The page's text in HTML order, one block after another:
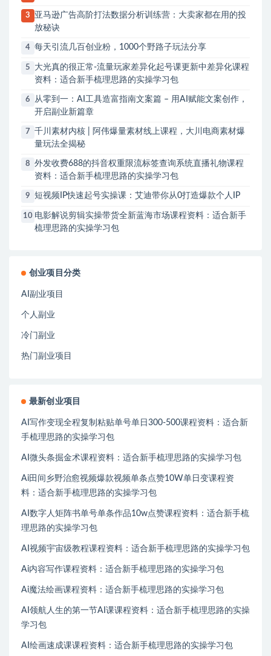
3
亚马逊广告高阶打法数据分析训练营：大卖家都在用的投
放秘诀
4 每天引流几百创业粉，1000个野路子玩法分享
5
大光真的很正常-流量玩家差异化起号课更新中差异化课程
资料：适合新手梳理思路的实操学习包
6
从零到一：AI工具造富指南文案篇 – 用AI赋能文案创作，
开启副业新篇章
7
千川素材内核 | 阿伟爆量素材线上课程，大川电商素材爆
量玩法全揭秘
8
外发收费688的抖音权重限流标签查询系统直播礼物课程
资料：适合新手梳理思路的实操学习包
9 短视频IP快速起号实操课：艾迪带你从0打造爆款个人IP
10 电影解说剪辑实操带货全新蓝海市场课程资料：适合新手
梳理思路的实操学习包
创业项目分类
AI副业项目
个人副业
冷门副业
热门副业项目
最新创业项目
AI写作变现全程复制粘贴单号单日300-500课程资料：适合新
手梳理思路的实操学习包
AI微头条掘金术课程资料：适合新手梳理思路的实操学习包
Ai田间乡野治愈视频爆款视频单条点赞10W单日变课程资
料：适合新手梳理思路的实操学习包
AI数字人矩阵书单号单条作品10w点赞课程资料：适合新手梳
理思路的实操学习包
AI视频宇宙级教程课程资料：适合新手梳理思路的实操学习包
Ai内容写作课程资料：适合新手梳理思路的实操学习包
Ai魔法绘画课程资料：适合新手梳理思路的实操学习包
AI领航人生的第一节AI课课程资料：适合新手梳理思路的实操
学习包
AI绘画速成课课程资料：适合新手梳理思路的实操学习包